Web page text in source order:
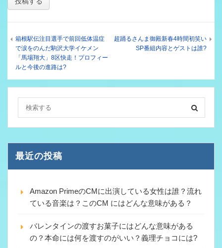
箱根駅伝注目選手で前回低体温症
で涙をのんだ駒沢大学イケメン
「馬場翔大」8区快走！プロフィー
ルと今後の進路は?
超踊るさんま御殿新春4時間初笑い
SP番組内容とゲストは誰?
最近の投稿
Amazon PrimeのCMに出演している女性は誰？流れ
ている音楽は？このCM にはどんな意味がある？
バレンタインの渡すお菓子にはどんな意味がある
の？本命には何を渡すのがいい？義理チョコには?